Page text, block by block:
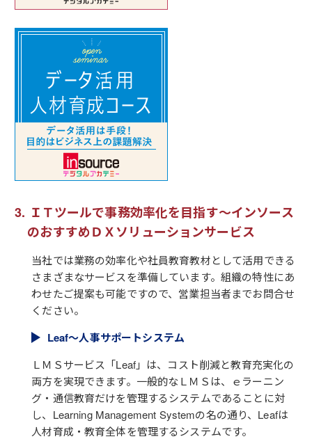
ＩＴツールで事務効率化を目指す～インソース
のおすすめＤＸソリューションサービス
当社では業務の効率化や社員教育教材として活用できる
さまざまなサービスを準備しています。組織の特性にあ
わせたご提案も可能ですので、営業担当者までお問合せ
ください。
Leaf～人事サポートシステム
ＬＭＳサービス「Leaf」は、コスト削減と教育充実化の
両方を実現できます。一般的なＬＭＳは、ｅラーニン
グ・通信教育だけを管理するシステムであることに対
し、Learning Management Systemの名の通り、Leafは
人材育成・教育全体を管理するシステムです。